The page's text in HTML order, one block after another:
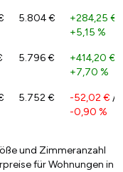
5.804 € +284,25 €
+5,15 %
5.796 € +414,20 €
+7,70 %
5.752 € -52,02 € /
-0,90 %
und Zimmeranzahl
für Wohnungen in